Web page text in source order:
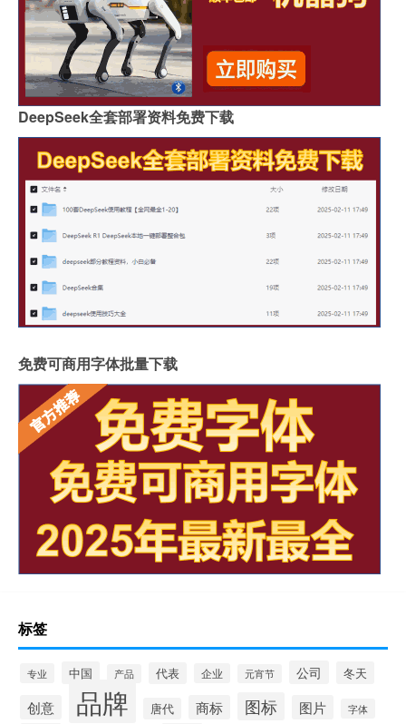
DeepSeek全套部署资料免费下载
免费可商用字体批量下载
标签
专业 中国 产品 代表 企业 元宵节 公司 冬天
创意 品牌 唐代 商标 图标 图片 字体